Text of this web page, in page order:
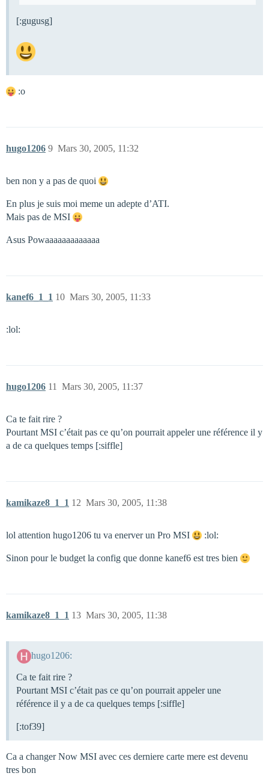
[:gugusg]
:o
hugo1206 Mars 30, 2005, 11:32
9
ben non y a pas de quoi
En plus je suis moi meme un adepte d’ATI.
Mais pas de MSI
Asus Powaaaaaaaaaaaaa
kanef6_1_1 Mars 30, 2005, 11:33
10
:lol:
hugo1206 Mars 30, 2005, 11:37
11
Ca te fait rire ?
Pourtant MSI c’était pas ce qu’on pourrait appeler une référence il y
a de ca quelques temps [:siffle]
kamikaze8_1_1 Mars 30, 2005, 11:38
12
lol attention hugo1206 tu va enerver un Pro MSI :lol:
Sinon pour le budget la config que donne kanef6 est tres bien
kamikaze8_1_1 Mars 30, 2005, 11:38
13
hugo1206:
Ca te fait rire ?
Pourtant MSI c’était pas ce qu’on pourrait appeler une
référence il y a de ca quelques temps [:siffle]
[:tof39]
Ca a changer Now MSI avec ces derniere carte mere est devenu
tres bon